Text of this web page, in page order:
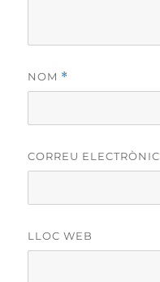
NOM *
CORREU ELECTRÒNIC
LLOC WEB